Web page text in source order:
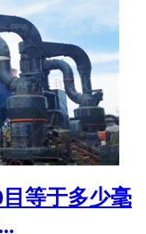
等于多少毫